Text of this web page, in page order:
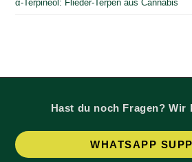
α-Terpineol: Flieder-Terpen aus Cannabis
Hast du noch Fragen? Wir
WHATSAPP